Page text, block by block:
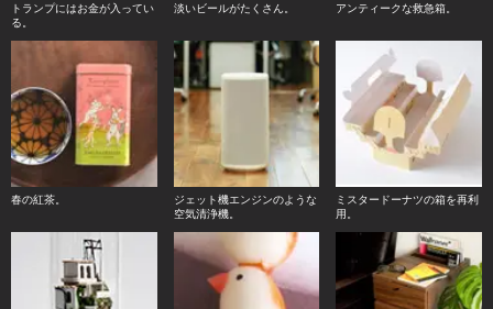
トランプにはお金が入ってい
る。
淡いビールがたくさん。 アンティークな救急箱。
春の紅茶。
ジェット機エンジンのような
空気清浄機。
ミスタードーナツの箱を再利
用。